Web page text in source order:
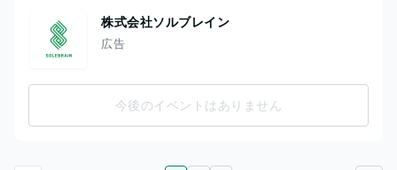
株式会社ソルブレイン
広告
今後のイベントはありません